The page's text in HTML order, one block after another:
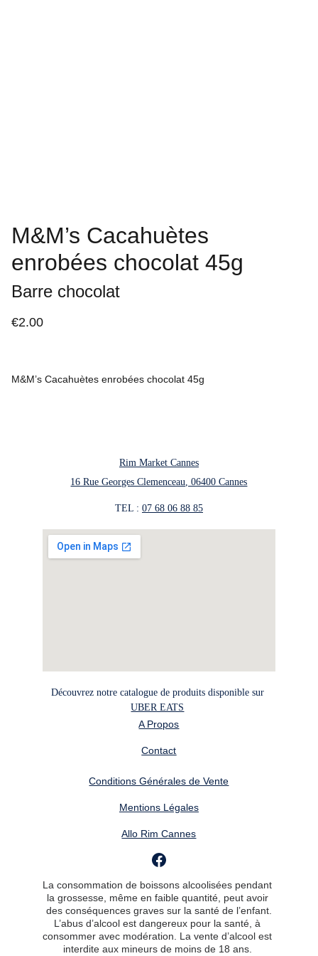
M&M’s Cacahuètes
enrobées chocolat 45g
Barre chocolat
€2.00
M&M’s Cacahuètes enrobées chocolat 45g
Contact
A Propos
La consommation de boissons alcoolisées pendant
la grossesse, même en faible quantité, peut avoir
des conséquences graves sur la santé de l’enfant.
L’abus d’alcool est dangereux pour la santé, à
consommer avec modération. La vente d’alcool est
interdite aux mineurs de moins de 18 ans.
Conditions Générales de Vente
Mentions Légales
Allo Rim Cannes
Découvrez notre catalogue de produits disponible sur
UBER EATS
Rim Market Cannes
16 Rue Georges Clemenceau, 06400 Cannes
TEL : 07 68 06 88 85